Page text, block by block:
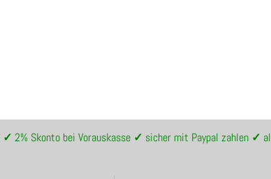
✓ 2% Skonto bei Vorauskasse ✓ sicher mit Paypal zahlen ✓